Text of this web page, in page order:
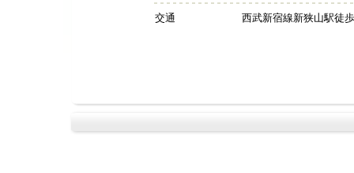
交通 西武新宿線新狭山駅徒